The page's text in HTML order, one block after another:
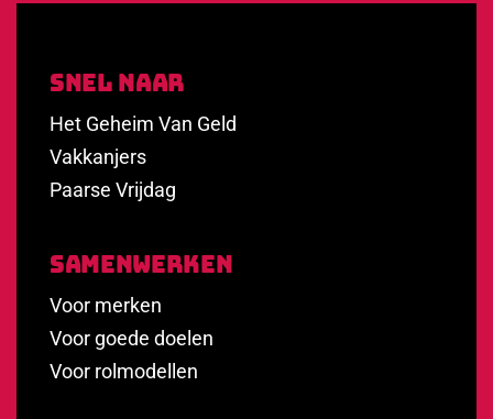
Snel Naar
Het Geheim Van Geld
Vakkanjers
Paarse Vrijdag
Samenwerken
Voor merken
Voor goede doelen
Voor rolmodellen